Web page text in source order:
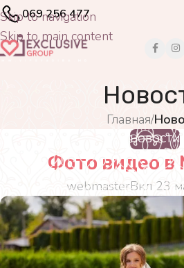
Skip to navigation
Skip to main content
069 256 477
Главная/
НОВОСТИ
Фото видео в
webmasterВкл 23